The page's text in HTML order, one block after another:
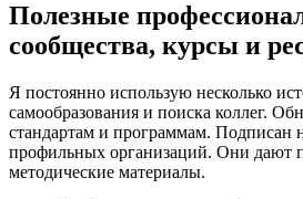
Полезные
сообщества, курсы и
Я постоянно использую несколько
самообразования и поиска коллег.
стандартам и программам. Подписан
профильных организаций. Они дают
методические материалы.